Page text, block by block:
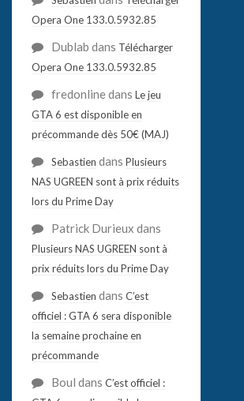
Opera One 133.0.5932.85
Dublab dans Télécharger
Opera One 133.0.5932.85
fredonlinedans Le jeu
GTA 6 est disponible en
précommande dès 50€ (MAJ)
Sebastien dans Plusieurs
NAS UGREEN sont à prix réduits
lors du Prime Day
Patrick Durieux dans
Plusieurs NAS UGREEN sont à
prix réduits lors du Prime Day
Sebastien dans C’est
officiel : GTA 6 sera disponible
la semaine prochaine en
précommande
Boul dans C’est officiel :